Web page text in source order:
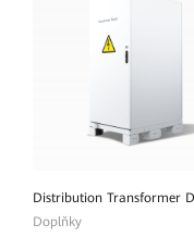
Doplňky